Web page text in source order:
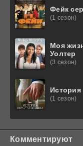
Фейк
(1 сезон)
Моя
Уолтер
(3 сезон)
История
(1 сезон)
Комментируют